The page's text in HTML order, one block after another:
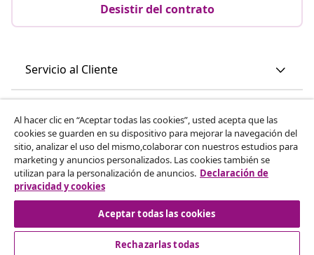
Desistir del contrato
Servicio al Cliente
vidaXL
Descubre mas
Al hacer clic en “Aceptar todas las cookies”, usted acepta que las
cookies se guarden en su dispositivo para mejorar la navegación del
sitio, analizar el uso del mismo,colaborar con nuestros estudios para
marketing y anuncios personalizados. Las cookies también se
utilizan para la personalización de anuncios. Declaración de
privacidad y cookies
Aceptar todas las cookies
Rechazarlas todas